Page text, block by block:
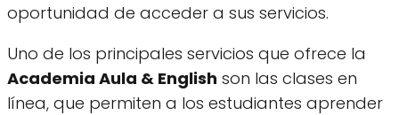
oportunidad de acceder a sus servicios.
Uno de los principales servicios que ofrece la
Academia Aula & English son las clases en
línea, que permiten a los estudiantes aprender